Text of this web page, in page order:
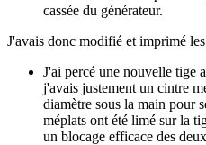
cassée du générateur.
J'avais donc modifié et imprimé
J'ai percé une nouvelle tige
j'avais justement un cintre
diamètre sous la main pour
méplats ont été limé sur la
un blocage efficace des